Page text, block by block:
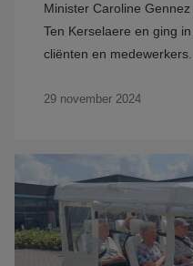
Minister Caroline
Ten Kerselaere en ging
cliënten en medewerkers.
29 november 2024